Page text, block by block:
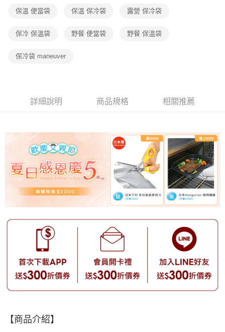
保溫 便當袋 保溫 保冷袋 露營 保冷袋
保冷 保溫袋 野餐 便當袋 野餐 保溫袋
保冷袋 maneuver
詳細說明 商品規格 相關推薦
【商品介紹】